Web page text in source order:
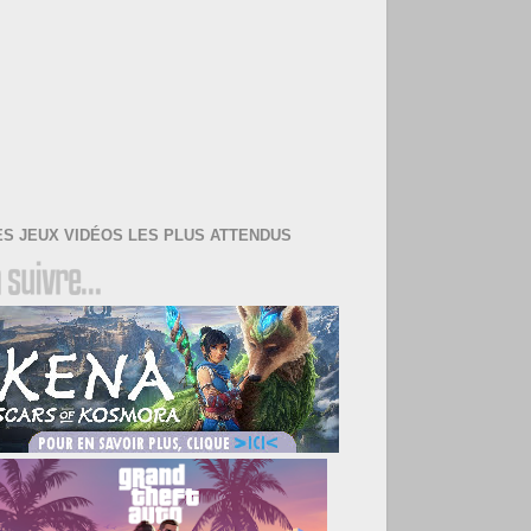
JEUX VIDÉOS LES PLUS ATTENDUS